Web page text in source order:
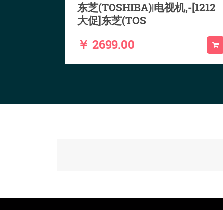
东芝(TOSHIBA)|电视机,-[1212
大促]东芝(TOS
￥ 2699.00